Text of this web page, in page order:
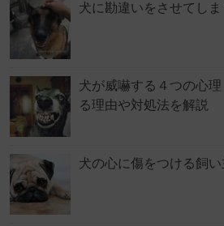
犬に勘違いをさせてし
犬が威嚇する４つの心
る理由や対処法を解説
犬の心に傷をつける飼